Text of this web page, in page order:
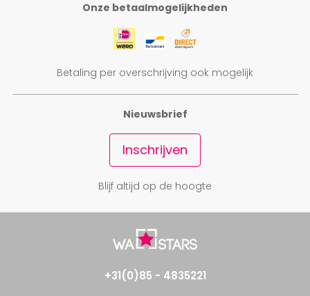
Onze betaalmogelijkheden
Betaling per overschrijving ook mogelijk
Nieuwsbrief
Inschrijven
Blijf altijd op de hoogte
+31(0)85 - 4835221